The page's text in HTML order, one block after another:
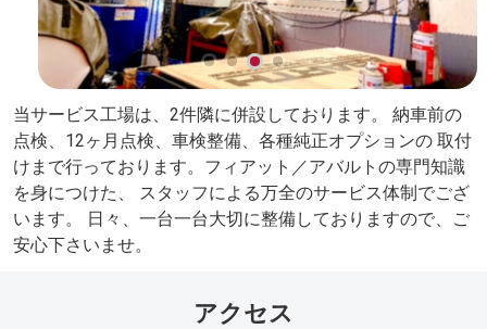
当サービス工場は、2件隣に併設しております。 納車前の
点検、12ヶ月点検、車検整備、各種純正オプションの 取付
けまで行っております。フィアット／アバルトの専門知識
を身につけた、 スタッフによる万全のサービス体制でござ
います。 日々、一台一台大切に整備しておりますので、ご
安心下さいませ。
アクセス